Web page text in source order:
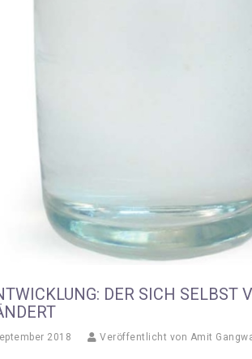
DER SICH SELBST
2018 Veröffentlicht von Amit